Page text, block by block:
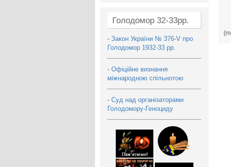
Голодомор 32-33рр.
- Закон України № 376-V про
Голодомор 1932-33 рр.
- Офіційне визнання
міжнародною спільнотою
- Суд над організаторами
Голодомору-Геноциду